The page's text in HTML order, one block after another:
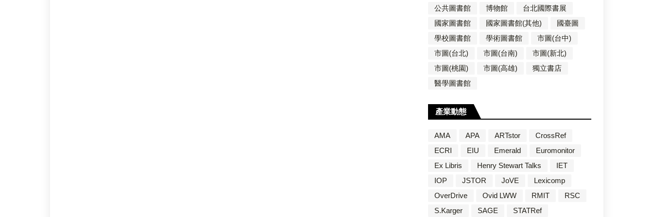
公共圖書館 博物館
台北國際書展
國家圖書館
國家圖書館(其他)
國臺圖
學校圖書館
學術圖書館
市圖(台中)
市圖(台北)
市圖(台南)
市圖(新北)
市圖(桃園)
市圖(高雄)
獨立書店
醫學圖書館
產業動態
AMA APA ARTstor
CrossRef
ECRI
EIU Emerald
Euromonitor
Ex Libris
Henry Stewart Talks
IET
IOP
JSTOR JoVE
Lexicomp
OverDrive
Ovid LWW RMIT
RSC
S.Karger
SAGE STATRef